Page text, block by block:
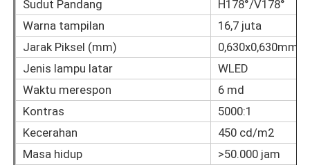
Papan Tulis Nano Cerdas
Tampilan Interaktif Ruang Rapat
Papan Cerdas Interaktif Digital
Sudut Pandang
H178°/V178°
Warna tampilan
16,7 juta
Jarak Piksel (mm)
0,630x0,630mm
Jenis lampu latar
WLED
Waktu merespon
6 md
Kontras
5000:1
Kecerahan
450 cd/m2
Masa hidup
>50.000 jam